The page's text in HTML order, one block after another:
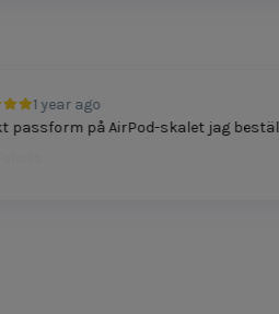
1 year ago
på AirPod-skalet jag beställde.